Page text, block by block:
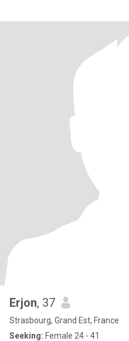
Erjon, 37
Strasbourg, Grand Est, France
Seeking: Female 24 - 41